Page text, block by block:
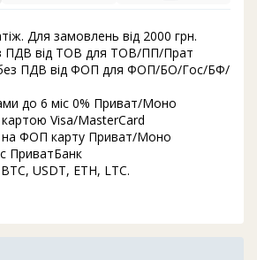
Для замовлень від 2000 грн.
з ПДВ від ТОВ для ТОВ/ПП/Прат
без ПДВ від ФОП для ФОП/БО/Гос/БФ/
до 6 міс 0% Приват/Моно
Visa/MasterCard
ФОП карту Приват/Моно
ПриватБанк
USDT, ETH, LTC.